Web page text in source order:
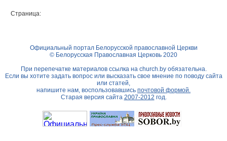
Страница:
Официальный портал Белорусской православной Церкви
© Белорусская Православная Церковь 2020
При перепечатке материалов ссылка на church.byобязательна.
Если вы хотите задать вопрос или высказать свое мнение по поводу сайта
или статей,
напишите нам, воспользовавшись почтовой формой.
Старая версия сайта 2007-2012 год.